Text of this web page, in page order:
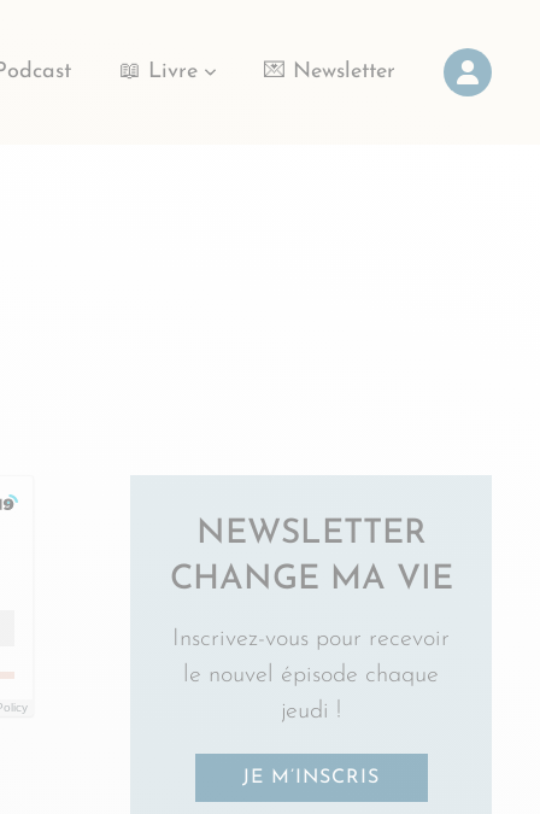
📖 Livre 💌 Newsletter
NEWSLETTER
CHANGE MA VIE
Inscrivez-vous pour recevoir
le nouvel épisode chaque
jeudi !
JE M’INSCRIS